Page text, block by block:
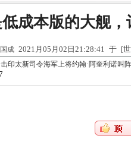
成本版的大舰，
成 2021月05月02日21:28:41 于 [
击印太新司令海军上将约翰·阿奎利诺叫